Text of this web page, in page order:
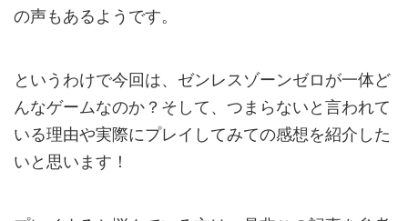
の声もあるようです。
というわけで今回は、ゼンレスゾーンゼロが一体ど
んなゲームなのか？そして、つまらないと言われて
いる理由や実際にプレイしてみての感想を紹介した
いと思います！